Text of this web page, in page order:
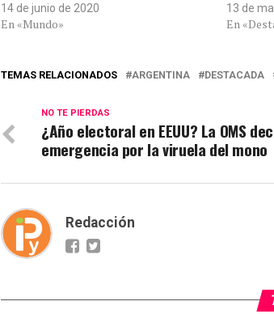
14 de junio de 2020
En «Mundo»
13 de
En
TEMAS RELACIONADOS ARGENTINA DESTACADA
NO TE PIERDAS
¿Año electoral en EEUU? La OMS
emergencia por la viruela del mono
Redacción